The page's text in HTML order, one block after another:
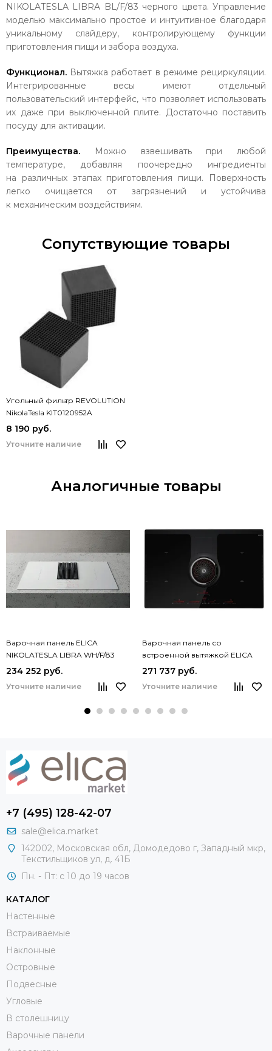
NIKOLATESLA LIBRA BL/F/83 черного цвета. Управление
моделью максимально простое и интуитивное благодаря
уникальному слайдеру, контролирующему функции
приготовления пищи и забора воздуха.
Функционал. Вытяжка работает в режиме рециркуляции.
Интегрированные весы имеют отдельный
пользовательский интерфейс, что позволяет использовать
их даже при выключенной плите. Достаточно поставить
посуду для активации.
Преимущества. Можно взвешивать при любой
температуре, добавляя поочередно ингредиенты
на различных этапах приготовления пищи. Поверхность
легко очищается от загрязнений и устойчива
к механическим воздействиям.
Сопутствующие товары
Угольный фильтр REVOLUTION
NikolaTesla KIT0120952A
8 190 руб.
Уточните наличие
Аналогичные товары
Варочная панель ELICA
NIKOLATESLA LIBRA WH/F/83
234 252 руб.
Уточните наличие
Варочная панель со
встроенной вытяжкой ELICA
NIKOLATESLA HP BL/A/83
271 737 руб.
Уточните наличие
+7 (495) 128-42-07
sale@elica.market
142002, Московская обл, Домодедово г, Западный мкр,
Текстильщиков ул, д. 41Б
Пн. - Пт: с 10 до 19 часов
КАТАЛОГ
Настенные
Встраиваемые
Наклонные
Островные
Подвесные
Угловые
В столешницу
Варочные панели